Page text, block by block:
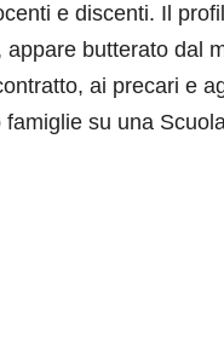
e discenti. Il
butterato dal
ai precari e
su una